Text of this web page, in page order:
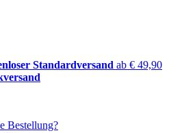
Standardversand ab € 49,90
Bestellung?